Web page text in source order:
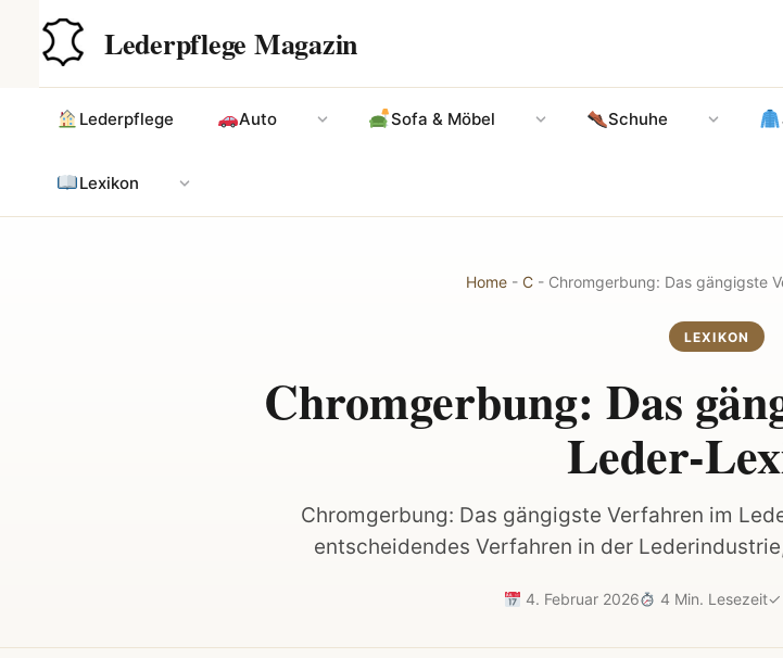
springen
Lederpflege Magazin
Lederpflege Auto Sofa & Möbel Schuhe
Lexikon
Hauptinhalt
Home - C - Chromgerbung: Das gängigste
LEXIKON
Chromgerbung: Das
Leder-
Chromgerbung: Das gängigste Verfahren im
entscheidendes Verfahren in der
4. Februar 2026 4 Min. Lesezeit✓